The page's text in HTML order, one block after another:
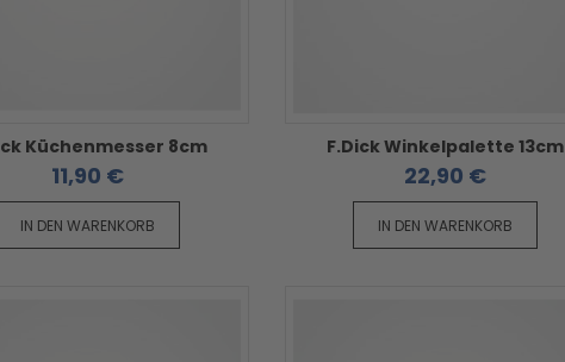
Küchenmesser 8cm
11,90 €
IN DEN WARENKORB
F.Dick Winkelpalette 13cm
22,90 €
IN DEN WARENKORB